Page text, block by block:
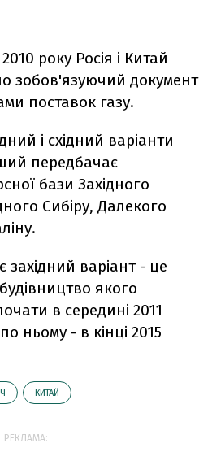
року Росія і Китай
зобов'язуючий документ
поставок газу.
і східний варіанти
передбачає
бази Західного
Сибіру, Далекого
західний варіант - це
якого
в середині 2011
ньому - в кінці 2015
КИТАЙ
РЕКЛАМА: